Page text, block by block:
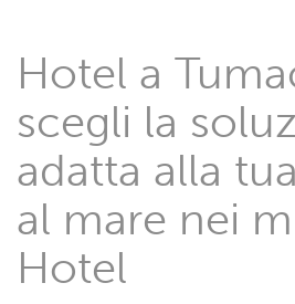
Hotel a
scegli la
adatta alla
al mare nei
Hotel